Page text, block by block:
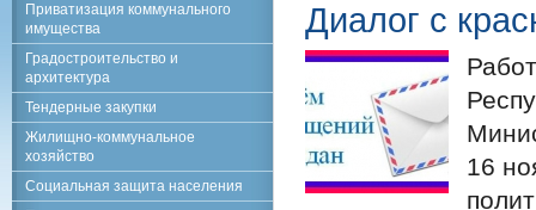
Диалог с
16
Приватизация коммунального
имущества
Градостроительство и
архитектура
Тендерные закупки
Жилищно-коммунальное
хозяйство
Социальная защита населения